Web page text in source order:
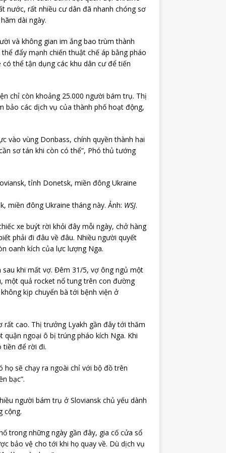
nước, rất nhiều cư dân đã nhanh chóng sơ
dài ngày.
và không gian im ắng bao trùm thành
đẩy mạnh chiến thuật chế áp bằng pháo
thể tận dụng các khu dân cư để tiến
chỉ còn khoảng 25.000 người bám trụ. Thị
các dịch vụ của thành phố hoạt động,
vào vùng Donbass, chính quyền thành hai
sơ tán khi còn có thể”, Phó thủ tướng
miền đông Ukraine tháng này. Ảnh: WSJ.
xe buýt rời khỏi đây mỗi ngày, chở hàng
phải đi đâu về đâu. Nhiều người quyết
oanh kích của lực lượng Nga.
khi mất vợ. Đêm 31/5, vợ ông ngủ một
một quả rocket nổ tung trên con đường
kịp chuyển bà tới bệnh viện ở
cao. Thị trưởng Lyakh gần đây tới thăm
ngoại ô bị trúng pháo kích Nga. Khi
tiền để rời đi.
họ sẽ chạy ra ngoài chỉ với bộ đồ trên
bạc”.
người bám trụ ở Sloviansk chủ yếu dành
cộng.
trong những ngày gần đây, gia cố cửa sổ
bảo vệ cho tới khi họ quay về. Dù dịch vụ